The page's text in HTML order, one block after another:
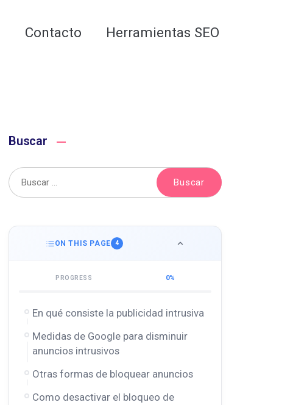
Contacto Herramientas SEO
Buscar
ON THIS PAGE 4
PROGRESS 0%
En qué consiste la publicidad intrusiva
Medidas de Google para disminuir
anuncios intrusivos
Otras formas de bloquear anuncios
Como desactivar el bloqueo de